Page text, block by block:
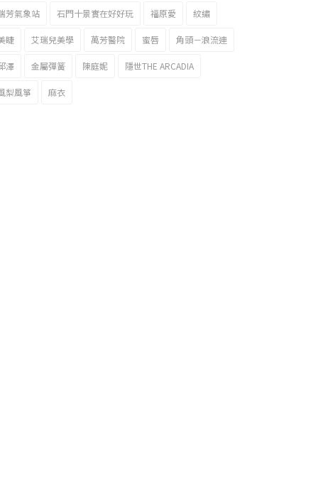
芳氣象站 石門十景實在好好玩 福原愛 紋繡
睫 艾瑞兒美學 萬芳醫院 蜜唇 角頭－浪流連
澤 金屬彈簧 陳庭妮 隱世THE ARCADIA
梨風箏 麻衣